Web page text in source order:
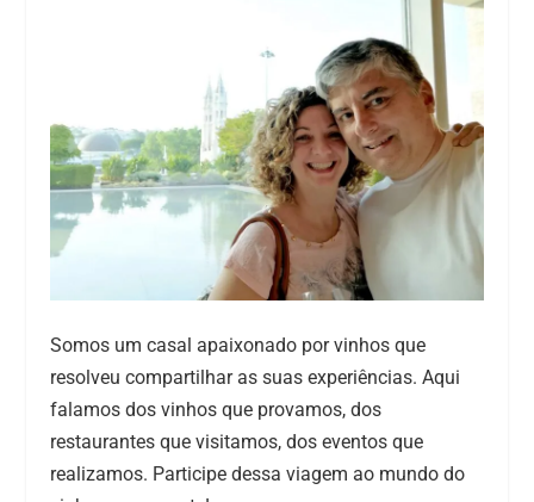
Somos um casal apaixonado por vinhos que
resolveu compartilhar as suas experiências. Aqui
falamos dos vinhos que provamos, dos
restaurantes que visitamos, dos eventos que
realizamos. Participe dessa viagem ao mundo do